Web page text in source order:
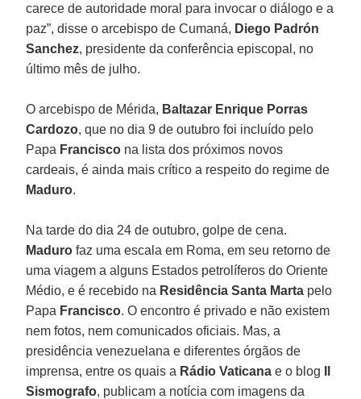
carece de autoridade moral para invocar o diálogo e a
paz”, disse o arcebispo de Cumaná, Diego Padrón
Sanchez, presidente da conferência episcopal, no
último mês de julho.
O arcebispo de Mérida, Baltazar Enrique Porras
Cardozo, que no dia 9 de outubro foi incluído pelo
Papa Francisco na lista dos próximos novos
cardeais, é ainda mais crítico a respeito do regime de
Maduro.
Na tarde do dia 24 de outubro, golpe de cena.
Maduro faz uma escala em Roma, em seu retorno de
uma viagem a alguns Estados petrolíferos do Oriente
Médio, e é recebido na Residência Santa Marta pelo
Papa Francisco. O encontro é privado e não existem
nem fotos, nem comunicados oficiais. Mas, a
presidência venezuelana e diferentes órgãos de
imprensa, entre os quais a Rádio Vaticana e o blog
Sismografo, publicam a notícia com imagens da